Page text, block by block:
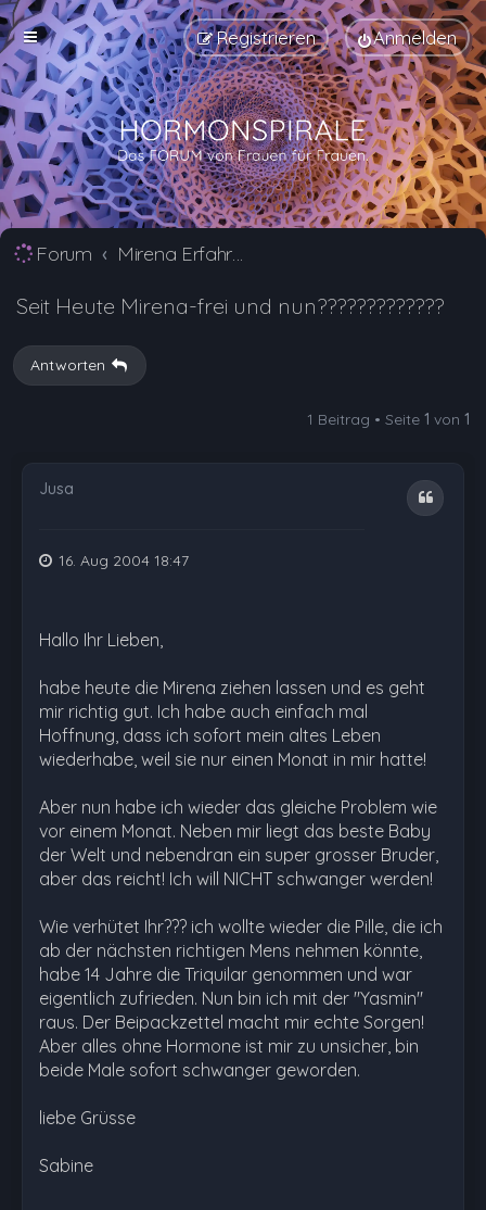
Anmelden
Registrieren
Forum Mirena Erfahrungsberichte und Nebenwirkungen
Seit Heute Mirena-frei und nun?????????????
Antworten
1 Beitrag • Seite 1 von 1
Jusa Zitat
16. Aug 2004 18:47
Hallo Ihr Lieben,
habe heute die Mirena ziehen lassen und es geht
mir richtig gut. Ich habe auch einfach mal
Hoffnung, dass ich sofort mein altes Leben
wiederhabe, weil sie nur einen Monat in mir hatte!
Aber nun habe ich wieder das gleiche Problem wie
vor einem Monat. Neben mir liegt das beste Baby
der Welt und nebendran ein super grosser Bruder,
aber das reicht! Ich will NICHT schwanger werden!
Wie verhütet Ihr??? ich wollte wieder die Pille, die ich
ab der nächsten richtigen Mens nehmen könnte,
habe 14 Jahre die Triquilar genommen und war
eigentlich zufrieden. Nun bin ich mit der "Yasmin"
raus. Der Beipackzettel macht mir echte Sorgen!
Aber alles ohne Hormone ist mir zu unsicher, bin
beide Male sofort schwanger geworden.
liebe Grüsse
Sabine